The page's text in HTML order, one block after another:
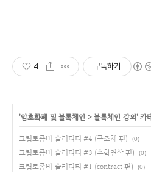
4 구독하기
'암호화폐 및 블록체인 >블록체인 강의' 카
크립토좀비 솔리디티 #4 (구조체 편) (0)
크립토좀비 솔리디티 #3 (수학연산 편) (0)
크립토좀비 솔리디티 #1 (contract 편) (0)